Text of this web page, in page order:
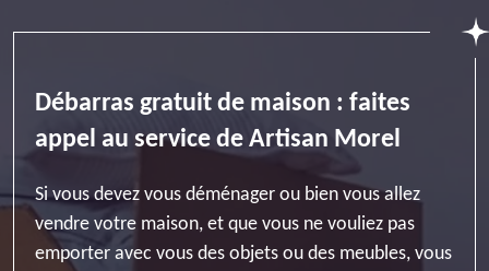
Débarras gratuit de maison : faites
appel au service de Artisan Morel
Si vous devez vous déménager ou bien vous allez
vendre votre maison, et que vous ne vouliez pas
emporter avec vous des objets ou des meubles, vous